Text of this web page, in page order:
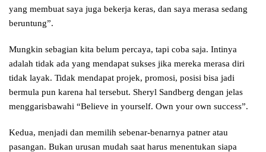
yang membuat saya juga bekerja keras, dan saya merasa sedang
beruntung”.
Mungkin sebagian kita belum percaya, tapi coba saja. Intinya
adalah tidak ada yang mendapat sukses jika mereka merasa diri
tidak layak. Tidak mendapat projek, promosi, posisi bisa jadi
bermula pun karena hal tersebut. Sheryl Sandberg dengan jelas
menggarisbawahi “Believe in yourself. Own your own success”.
Kedua, menjadi dan memilih sebenar-benarnya patner atau
pasangan. Bukan urusan mudah saat harus menentukan siapa